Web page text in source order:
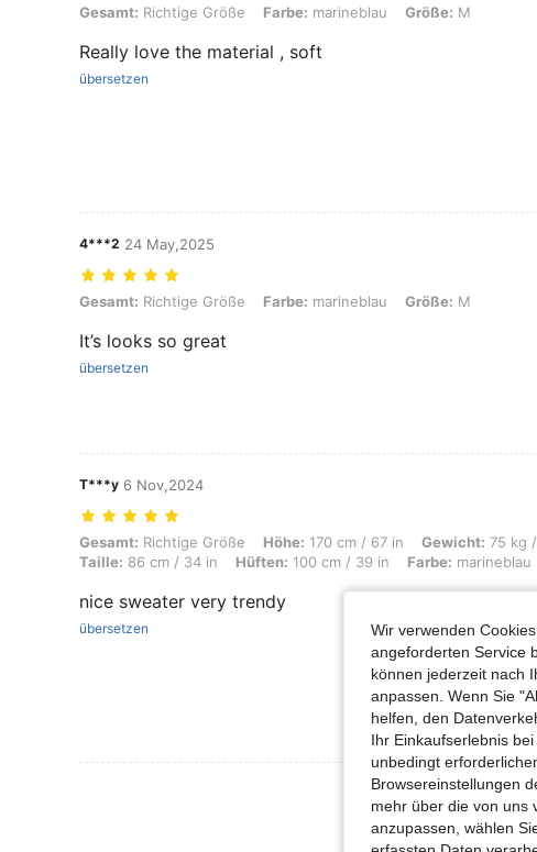
Gesamt: Richtige Größe, Farbe: marineblau, Größe: M
Gesamt: Richtige Größe Farbe: marineblau Größe: M
Really love the material , soft
übersetzen
4***2 24 May,2025
Gesamt: Richtige Größe, Farbe: marineblau, Größe: M
Gesamt: Richtige Größe Farbe: marineblau Größe: M
It’s looks so great
übersetzen
T***y 6 Nov,2024
Gesamt: Richtige Größe, Höhe: 170 cm / 67 in, Gewicht: 75 kg / 165 lbs,
Gesamt: Richtige Größe Höhe: 170 cm / 67 in Gewicht: 75 kg
Taille: 86 cm / 34 in Hüften: 100 cm / 39 in Farbe: marineblau
nice sweater very trendy
übersetzen
Mehr Bewertungen
Wir verwenden
angeforderten Service
können jederzeit nach
anpassen. Wenn Sie
helfen, den
Ihr Einkaufserlebnis
unbedingt
Browsereinstellungen
mehr über die von uns
anzupassen, wählen